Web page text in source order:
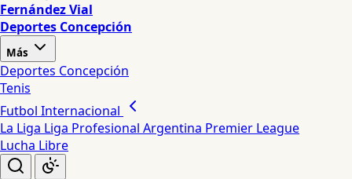
Fernández Vial
Deportes Concepción
Más
Deportes Concepción
Tenis
Futbol Internacional
La Liga Liga Profesional Argentina Premier League
Lucha Libre